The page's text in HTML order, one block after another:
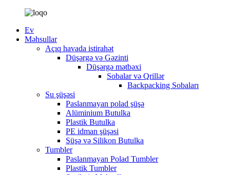
Ev
Məhsullar
Açıq havada istirahət
Düşərgə və Gəzinti
Düşərgə mətbəxi
Sobalar və Qrillər
Backpacking Sobaları
Su şüşəsi
Paslanmayan polad şüşə
Alüminium Butulka
Plastik Butulka
PE idman şüşəsi
Şüşə və Silikon Butulka
Tumbler
Paslanmayan Polad Tumbler
Plastik Tumbler